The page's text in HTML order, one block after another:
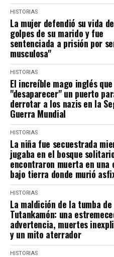
HISTORIAS
La mujer defendió su vida
golpes de su marido y fue
sentenciada a prisión por
musculosa"
HISTORIAS
El increíble mago inglés
"desaparecer" un puerto
derrotar a los nazis en la
Guerra Mundial
HISTORIAS
La niña fue secuestrada
jugaba en el bosque
encontraron muerta en una
bajo tierra donde murió
HISTORIAS
La maldición de la tumba de
Tutankamón: una
advertencia, muertes
y un mito aterrador
HISTORIAS